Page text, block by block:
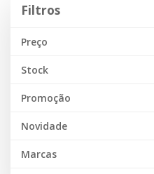
Filtros
Preço
Stock
Promoção
Novidade
Marcas